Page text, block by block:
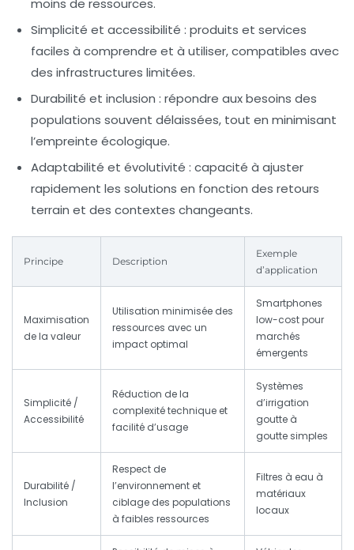
moins de ressources.
Simplicité et accessibilité : produits et services
faciles à comprendre et à utiliser, compatibles avec
des infrastructures limitées.
Durabilité et inclusion : répondre aux besoins des
populations souvent délaissées, tout en minimisant
l’empreinte écologique.
Adaptabilité et évolutivité : capacité à ajuster
rapidement les solutions en fonction des retours
terrain et des contextes changeants.
Principe Description
Exemple
d’application
Maximisation
de la valeur
Utilisation minimisée des
ressources avec un
impact optimal
Smartphones
low-cost pour
marchés
émergents
Simplicité /
Accessibilité
Réduction de la
complexité technique et
facilité d’usage
Systèmes
d’irrigation
goutte à
goutte simples
Durabilité /
Inclusion
Respect de
l’environnement et
ciblage des populations
à faibles ressources
Filtres à eau à
matériaux
locaux